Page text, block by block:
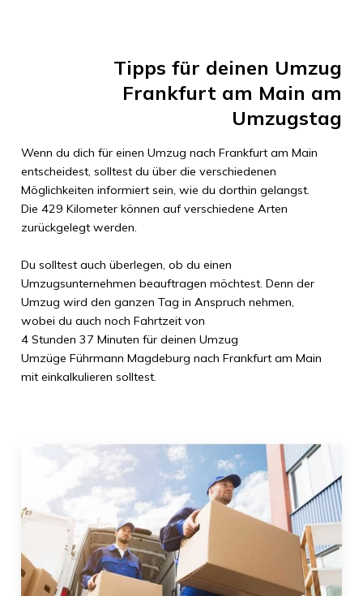
Tipps für deinen Umzug
Frankfurt am Main am
Umzugstag
Wenn du dich für einen Umzug nach Frankfurt am Main
entscheidest, solltest du über die verschiedenen
Möglichkeiten informiert sein, wie du dorthin gelangst.
Die 429 Kilometerkönnen auf verschiedene Arten
zurückgelegt werden.
Du solltest auch überlegen, ob du einen
Umzugsunternehmen beauftragen möchtest. Denn der
Umzug wird den ganzen Tag in Anspruch nehmen,
wobei du auch noch Fahrtzeit von
4 Stunden 37 Minuten für deinen Umzug
Umzüge Führmann Magdeburg nach Frankfurt am Main
mit einkalkulieren solltest.